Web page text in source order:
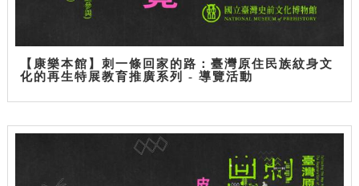
【康樂本館】刺一條回家的路：臺灣原住民族紋身文
化的再生特展教育推廣系列 - 導覽活動